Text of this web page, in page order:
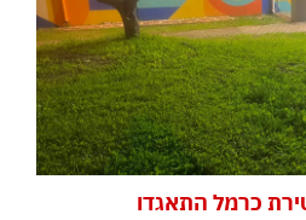
כרמל התאגדו